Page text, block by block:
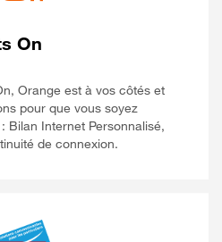
On
Orange est à vos côtés et
pour que vous soyez
Bilan Internet Personnalisé,
de connexion.